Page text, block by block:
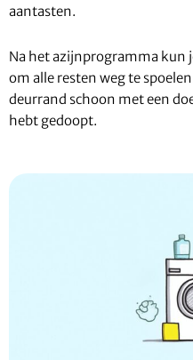
aantasten.
Na het azijnprogramma kun
om alle resten weg te
deurrand schoon met een
hebt gedoopt.